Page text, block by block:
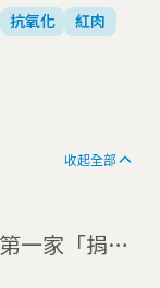
抗氧化
紅肉
收起全部
一家「捐糞